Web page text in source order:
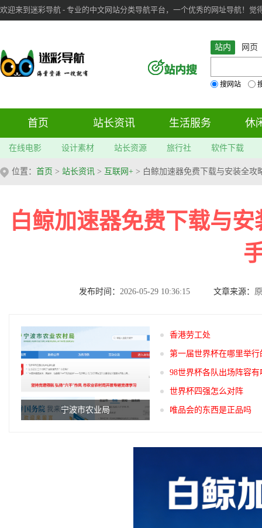
欢迎来到迷彩导航 - 专业的中文网站分类导航平台，一个优秀的网址导航！觉
站内 网页
搜网站
首页 站长资讯 生活服务 休
在线电影 设计素材 站长资源 旅行社 软件下载
位置： 首页 > 站长资讯 > 互联网+ > 白鲸加速器免费下载与安装全攻
白鲸加速器免费下载与
发布时间： 2026-05-29 10:36:15 文章来源：
宁波市农业局
香港劳工处
第一届世界杯在哪里举行
98世界杯各队出场阵容有
世界杯四强怎么对阵
唯品会的东西是正品吗